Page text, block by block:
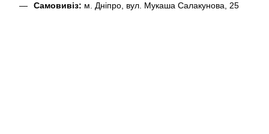
Самовивіз: м. Дніпро, вул. Мукаша Салакунова, 25